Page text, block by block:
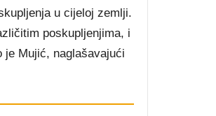
u cijeloj zemlji.
poskupljenjima, i
je Mujić, naglašavajući